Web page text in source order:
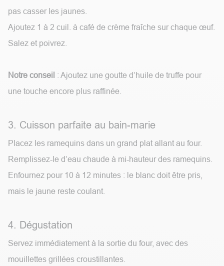
pas casser les jaunes.
Ajoutez 1 à 2 cuil. à café de crème fraîche sur chaque œuf.
Salez et poivrez.
Notre conseil : Ajoutez une goutte d’huile de truffe pour
une touche encore plus raffinée.
3. Cuisson parfaite au bain-marie
Placez les ramequins dans un grand plat allant au four.
Remplissez-le d’eau chaude à mi-hauteur des ramequins.
Enfournez pour 10 à 12 minutes : le blanc doit être pris,
mais le jaune reste coulant.
4. Dégustation
Servez immédiatement à la sortie du four, avec des
mouillettes grillées croustillantes.